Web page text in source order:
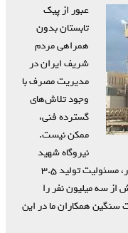
عبور از پیک
تابستان بدون
همراهی مردم
شریف ایران در
مدیریت مصرف با
وجود تلاش‌های
گسترده فنی،
ممکن نیست.
نیروگاه شهید
رجایی به‌عنوان سومین مرکز تولید انرژی کشور، مسئولیت تولید ۳.۵
سه میلیون نفر را
سنگین همکاران ما در این